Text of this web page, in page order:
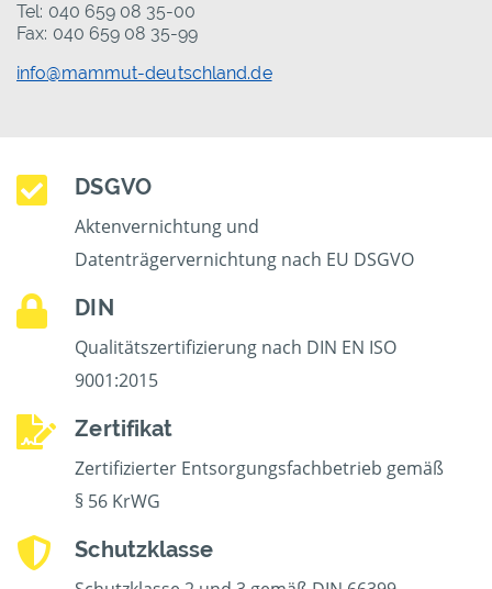
Tel: 040 659 08 35-00
Fax: 040 659 08 35-99
info@mammut-deutschland.de
DSGVO
Aktenvernichtung und
Datenträgervernichtung nach EU DSGVO
DIN
Qualitätszertifizierung nach DIN EN ISO
9001:2015
Zertifikat
Zertifizierter Entsorgungsfachbetrieb gemäß
§ 56 KrWG
Schutzklasse